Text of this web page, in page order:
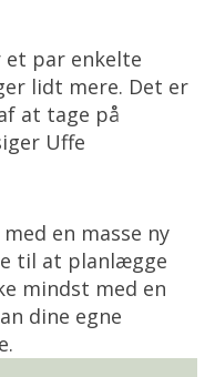
et par enkelte
lidt mere. Det er
at tage på
Uffe
en masse ny
til at planlægge
mindst med en
dine egne